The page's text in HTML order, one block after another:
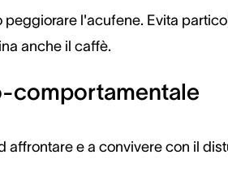
l'acufene. Evita
anche il caffè.
comportamentale
affrontare e a convivere con il